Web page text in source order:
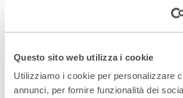
Questo sito web utilizza i cookie
Utilizziamo i cookie per personalizzare
annunci, per fornire funzionalità dei
Alessandra Ingargiola, Giordano De
disegno luci Roberto Loprencipe
produzione Compagnia del Teatro della
per Attori